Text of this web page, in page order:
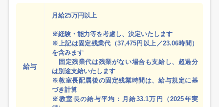
給与
月給25万円以上
※経験・能力等を考慮し、決定いたします
※上記は固定残業代（37,475円以上／23.06時間）
を含みます
固定残業代は残業がない場合も支給し、超過分
は別途支給いたします
※教室長配属後の固定残業時間は、給与規定に基
づき計算
※教室長の給与平均：月給33.1万円（2025年実